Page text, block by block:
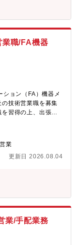
。■国内外の強固な
づくりに貢献すべ
億円、経常利益は
勤務制度あり・海
製鋼グループ唯一
い商材私たちは、鉄
なる鉄鉱石や石
なくてはならない
積極的なグローバル
らなるグローバル
あり、商社パーソ
ができます。
業職/FA機器
ョン（FA）機器メ
技術営業職を募集
習得の上、出張ベ
ております。【期
海外現地法人第一号
設立後、パスカルの
りました。その後、
品であるFA機器
シェアを誇りま
けた当社のFA機器
ユーザーの製品に
業
更新日 2026.08.04
業/手配業務